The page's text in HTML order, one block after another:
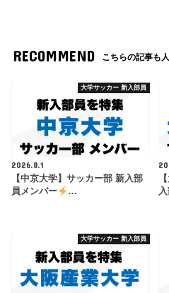
RECOMMEND こちらの記事も人
大学サッカー 新入部員
2026.8.1
【中京大学】サッカー部 新入部
員メンバー
…
大学サッカー 新入部員